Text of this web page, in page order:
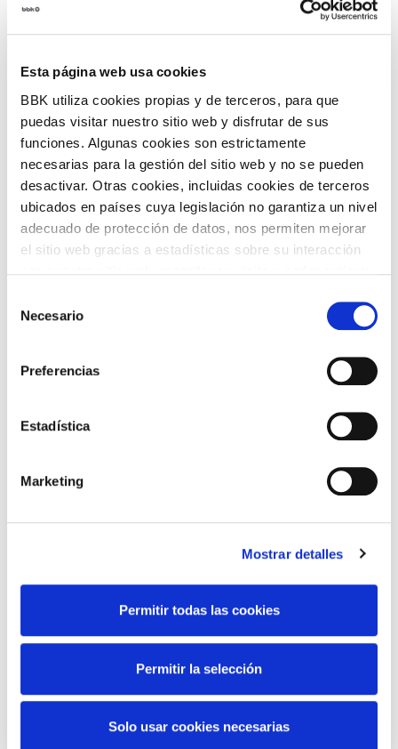
Esta página web usa cookies
BBK utiliza cookies propias y de terceros, para que
puedas visitar nuestro sitio web y disfrutar de sus
funciones. Algunas cookies son estrictamente
necesarias para la gestión del sitio web y no se pueden
desactivar. Otras cookies, incluidas cookies de terceros
ubicados en países cuya legislación no garantiza un nivel
adecuado de protección de datos, nos permiten mejorar
el sitio web gracias a estadísticas sobre su interacción
el uso que haga del sitio web con nuestros partners de
información que les haya proporcionado o que hayan
recopilado a partir del uso que haya hecho de sus
preferencias.
Necesario
Preferencias
Estadística
Marketing
Mostrar detalles
Permitir todas las cookies
Permitir la selección
Solo usar cookies necesarias
Descuento: 3€ con tarjetas Kutxabank.
Deskontua: 3€ Kutxabankeko txartelekin.
VOLVER
TEMÁTICAS
MÚSICA TEATRO
2026
Descubre aquí día a día lo que tenemos preparado para ti.
M J V